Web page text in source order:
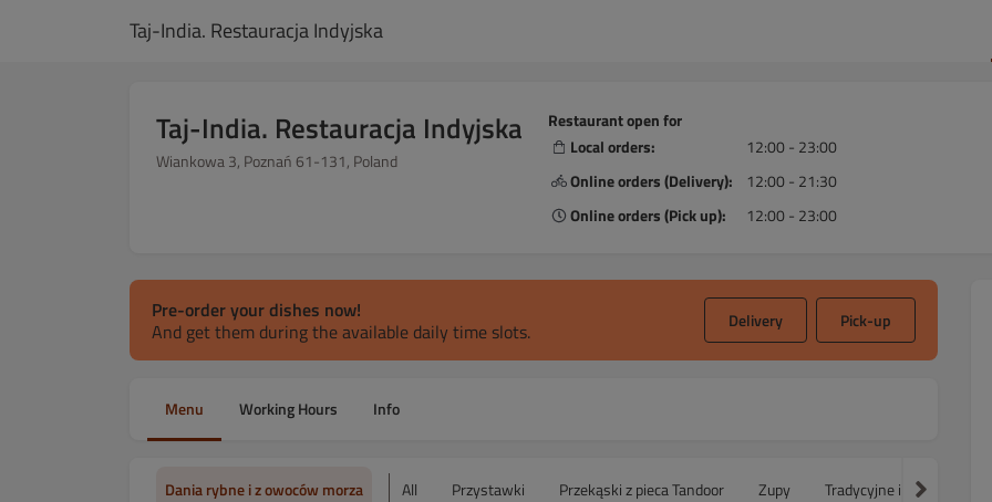
Taj-India. Restauracja Indyjska
Taj-India. Restauracja Indyjska
Wiankowa 3, Poznań 61-131, Poland
Restaurant open for
Local orders:
12:00 - 23:00
Online orders (Delivery):
12:00 - 21:30
Online orders (Pick up):
12:00 - 23:00
Pre-order your dishes now!
And get them during the available daily time slots.
Delivery Pick-up
Menu Working Hours Info
Dania rybne i z owoców morza All Przystawki Przekąski z pieca Tandoor Zupy Tradycyjne indyjskie